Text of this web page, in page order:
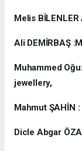
Melis
Ali DEMİRBAŞ
Muhammed
jewellery,
Mahmut ŞAHİN
Dicle Abgar